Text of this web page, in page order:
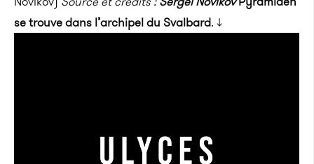
se trouve dans l’archipel du Svalbard. ↓